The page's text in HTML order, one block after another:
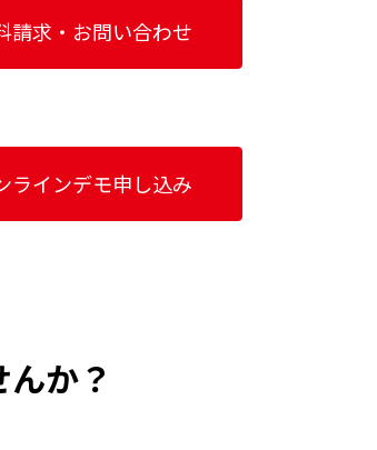
請求・お問い合わせ
ラインデモ申し込み
か？